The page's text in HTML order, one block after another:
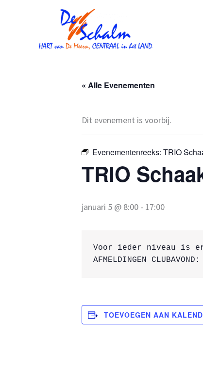
« Alle Evenementen
Dit evenement is voorbij.
Evenementenreeks: TRIO
TRIO
januari 5 @ 8:00 - 17:00
Voor ieder niveau is
AFMELDINGEN
TOEVOEGEN AAN